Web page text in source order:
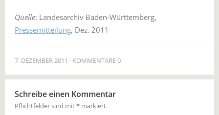
Quelle: Landesarchiv Baden-Württemberg,
Pressemitteilung, Dez. 2011
7. DEZEMBER 2011 KOMMENTARE 0
Schreibe einen Kommentar
Pflichtfelder sind mit* markiert.